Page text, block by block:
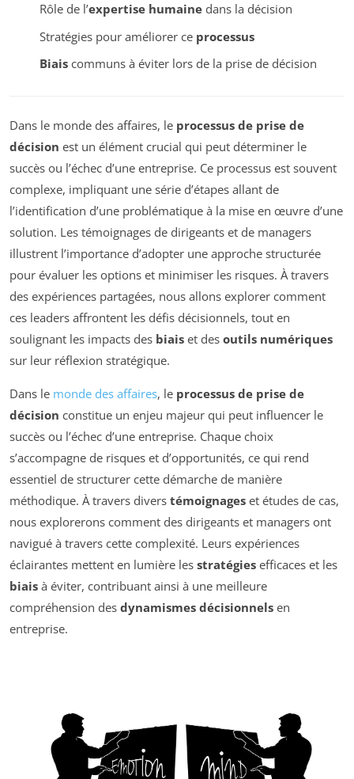
Rôle de l’expertise humainedans la décision
Stratégies pour améliorer ce processus
Biaiscommuns à éviter lors de la prise de décision
Dans le monde des affaires, le processus de prise de
décision est un élément crucial qui peut déterminer le
succès ou l’échec d’une entreprise. Ce processus est souvent
complexe, impliquant une série d’étapes allant de
l’identification d’une problématique à la mise en œuvre d’une
solution. Les témoignages de dirigeants et de managers
illustrent l’importance d’adopter une approche structurée
pour évaluer les options et minimiser les risques. À travers
des expériences partagées, nous allons explorer comment
ces leaders affrontent les défis décisionnels, tout en
soulignant les impacts des biais et des outils numériques
sur leur réflexion stratégique.
Dans le monde des affaires, le processus de prise de
décision constitue un enjeu majeur qui peut influencer le
succès ou l’échec d’une entreprise. Chaque choix
s’accompagne de risques et d’opportunités, ce qui rend
essentiel de structurer cette démarche de manière
méthodique. À travers divers témoignages et études de cas,
nous explorerons comment des dirigeants et managers ont
navigué à travers cette complexité. Leurs expériences
éclairantes mettent en lumière les stratégies efficaces et les
biais à éviter, contribuant ainsi à une meilleure
compréhension des dynamismes décisionnels en
entreprise.